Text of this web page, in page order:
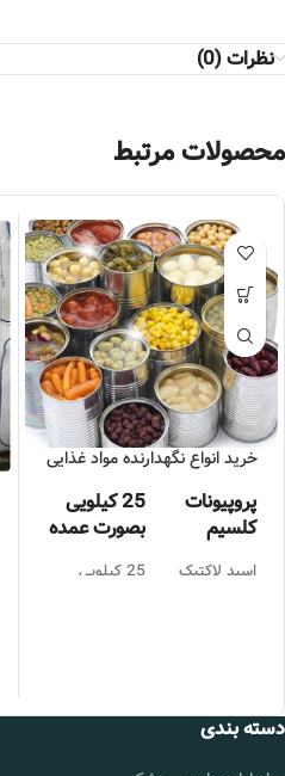
نظرات (0)
محصولات مرتبط
خرید انواع نگهدارنده مواد غذایی
پروپیونات
کلسیم
25 کیلویی
بصورت عمده
اسید لاکتیک
25 کیلویی
پتاسیم
بصورت عمده
گوگرد و
بصورت عمده
دسته بندی